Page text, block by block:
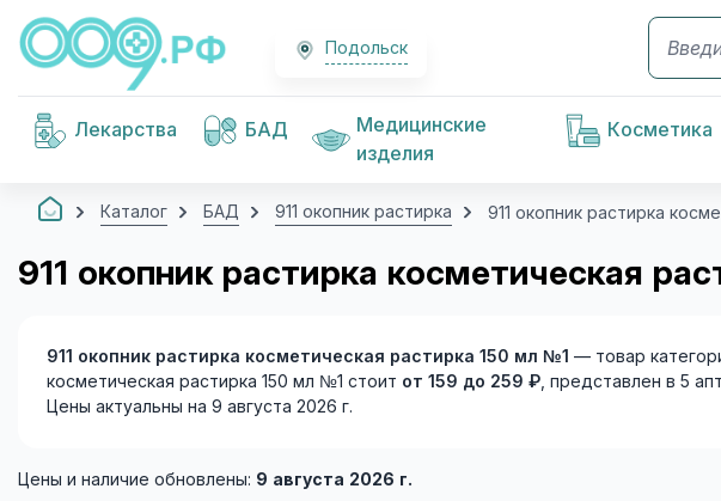
Подольск
Лекарства БАД
Медицинские
изделия
Косметика
Каталог БАД 911 окопник растирка 911 окопник растирка
911 окопник растирка косметическая
911 окопник растирка косметическая растирка 150 мл №1 — товар
косметическая растирка 150 мл №1 стоит от 159 до 259 ₽ , представлен в 5
Цены актуальны на 9 августа 2026 г.
Цены и наличие обновлены: 9 августа 2026 г.